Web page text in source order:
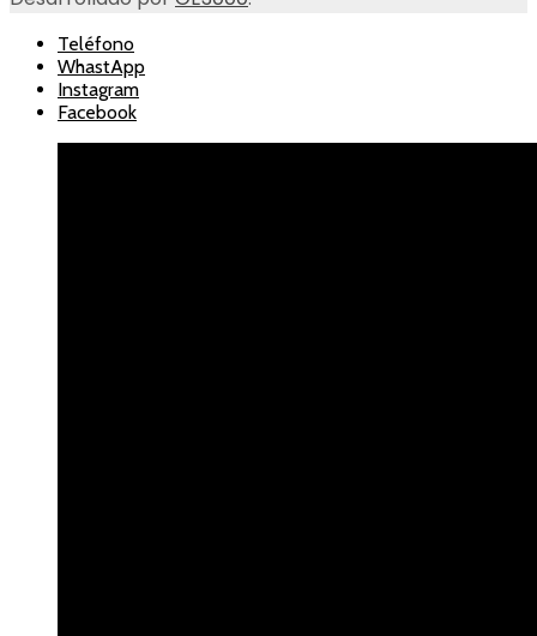
Teléfono
WhastApp
Instagram
Facebook